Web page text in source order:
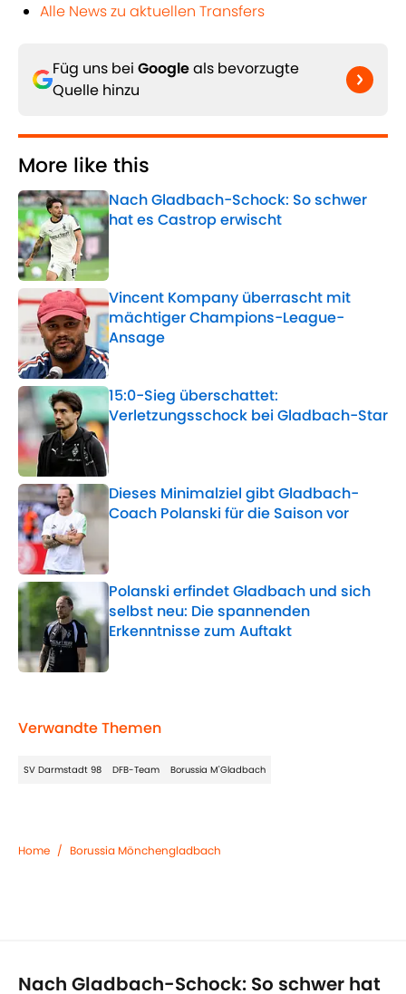
Alle News zu aktuellen Transfers
Füg uns bei Googleals bevorzugte
Quelle hinzu
More like this
Nach Gladbach-Schock: So schwer
hat es Castrop erwischt
Vincent Kompany überrascht mit
mächtiger Champions-League-
Ansage
Published by on Invalid Date
15:0-Sieg überschattet:
Verletzungsschock bei Gladbach-Star
Published by on Invalid Date
Dieses Minimalziel gibt Gladbach-
Coach Polanski für die Saison vor
Polanski erfindet Gladbach und sich
selbst neu: Die spannenden
Erkenntnisse zum Auftakt
Verwandte Themen
SV Darmstadt 98 DFB-Team Borussia M'Gladbach
Home / Borussia Mönchengladbach
Nach Gladbach-Schock: So schwer hat